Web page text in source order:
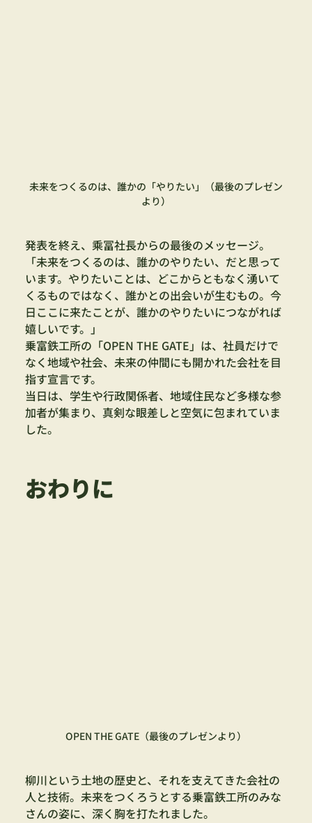
未来をつくるのは、誰かの「やりたい」（最後のプレゼン
より）
発表を終え、乘冨社長からの最後のメッセージ。
「未来をつくるのは、誰かのやりたい、だと思って
います。やりたいことは、どこからともなく湧いて
くるものではなく、誰かとの出会いが生むもの。今
日ここに来たことが、誰かのやりたいにつながれば
嬉しいです。」
乗富鉄工所の「OPEN THE GATE」は、社員だけで
なく地域や社会、未来の仲間にも開かれた会社を目
指す宣言です。
当日は、学生や行政関係者、地域住民など多様な参
加者が集まり、真剣な眼差しと空気に包まれていま
した。
おわりに
OPEN THE GATE（最後のプレゼンより）
柳川という土地の歴史と、それを支えてきた会社の
人と技術。未来をつくろうとする乗富鉄工所のみな
さんの姿に、深く胸を打たれました。